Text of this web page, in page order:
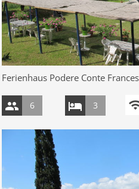
Ferienhaus Podere Conte
6 3